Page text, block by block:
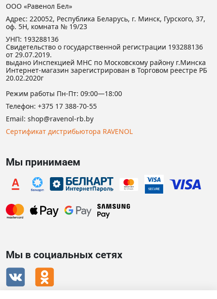
ООО «Равенол Бел»
Адрес: 220052, Республика Беларусь, г. Минск, Гурского, 37,
оф. 5Н, комната № 19/23
УНП: 193288136
Свидетельство о государственной регистрации 193288136
от 29.07.2019.
выдано Инспекцией МНС по Московскому району г.Минска
Интернет-магазин зарегистрирован в Торговом реестре РБ
20.02.2020г
Режим работы Пн-Пт: 09:00—18:00
Телефон: +375 17 388-70-55
Email: shop@ravenol-rb.by
Сертификат дистрибьютора RAVENOL
Мы принимаем
Мы в социальных сетях